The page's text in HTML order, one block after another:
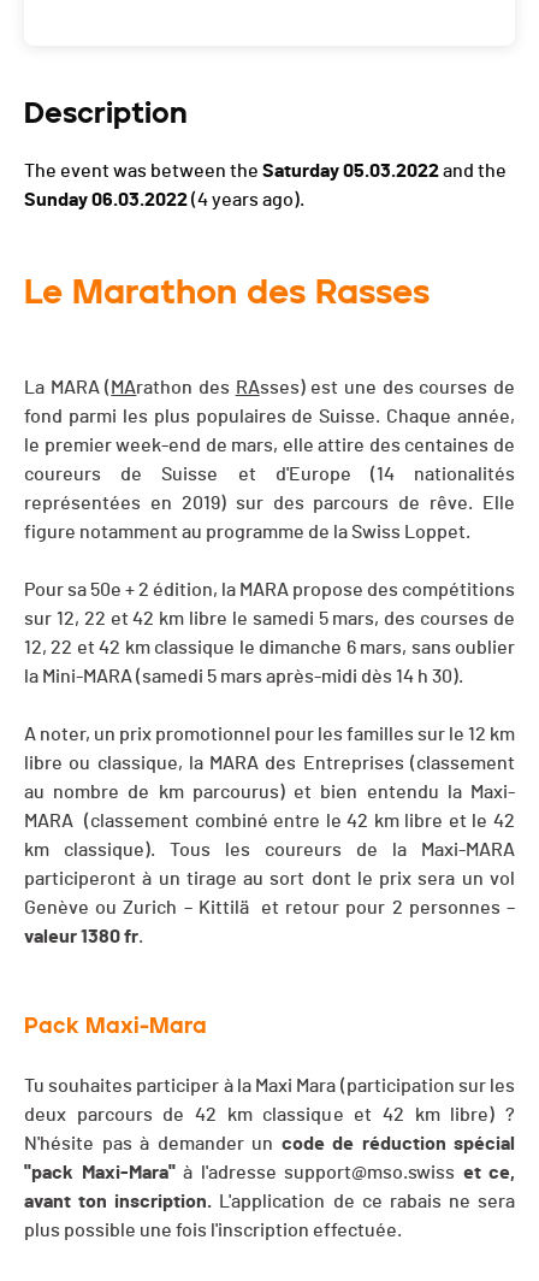
Description
The event was between the Saturday 05.03.2022and the
Sunday 06.03.2022(4 years ago).
Le Marathon des Rasses
La MARA ( MArathon des RAsses) est une des courses de
fond parmi les plus populaires de Suisse. Chaque année,
le premier week-end de mars, elle attire des centaines de
coureurs de Suisse et d'Europe (14 nationalités
représentées en 2019) sur des parcours de rêve. Elle
figure notamment au programme de la Swiss Loppet.
Pour sa 50e + 2 édition, la MARA propose des compétitions
sur 12, 22 et 42 km libre le samedi 5 mars, des courses de
12, 22 et 42 km classique le dimanche 6 mars, sans oublier
la Mini-MARA (samedi 5 mars après-midi dès 14 h 30).
A noter, un prix promotionnel pour les familles sur le 12 km
libre ou classique, la MARA des Entreprises (classement
au nombre de km parcourus) et bien entendu la Maxi-
MARA (classement combiné entre le 42 km libre et le 42
km classique). Tous les coureurs de la Maxi-MARA
participeront à un tirage au sort dont le prix sera un vol
Genève ou Zurich – Kittilä et retour pour 2 personnes –
valeur 1380fr.
Pack Maxi-Mara
Tu souhaites participer à la Maxi Mara (participation sur les
deux parcours de 42 km classique et 42 km libre) ?
N'hésite pas à demander un code de réduction spécial
''pack Maxi-Mara''à l'adresse support@mso.swiss et ce,
avant ton inscription. L'application de ce rabais ne sera
plus possible une fois l'inscription effectuée.